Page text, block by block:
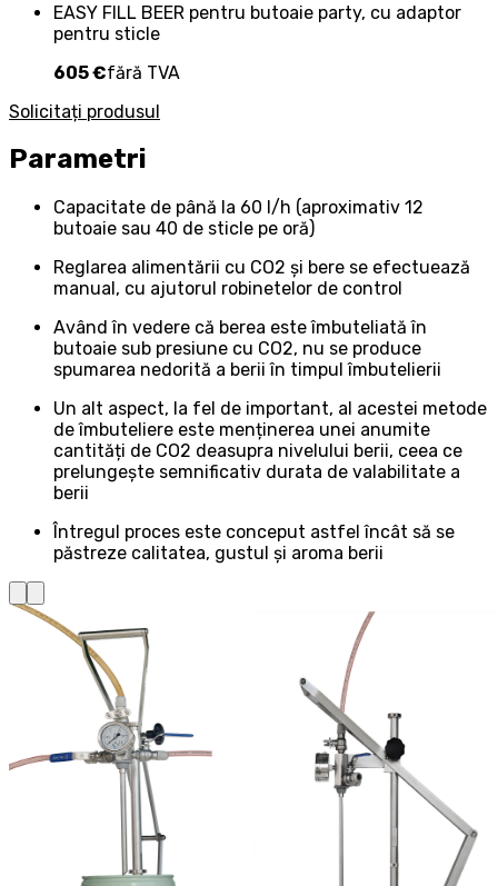
EASY FILL BEER pentru butoaie party, cu adaptor
pentru sticle
605 €fără TVA
Solicitați produsul
Parametri
Capacitate de până la 60 l/h (aproximativ 12
butoaie sau 40 de sticle pe oră)
Reglarea alimentării cu CO2 și bere se efectuează
manual, cu ajutorul robinetelor de control
Având în vedere că berea este îmbuteliată în
butoaie sub presiune cu CO2, nu se produce
spumarea nedorită a berii în timpul îmbutelierii
Un alt aspect, la fel de important, al acestei metode
de îmbuteliere este menținerea unei anumite
cantități de CO2 deasupra nivelului berii, ceea ce
prelungește semnificativ durata de valabilitate a
berii
Întregul proces este conceput astfel încât să se
păstreze calitatea, gustul și aroma berii